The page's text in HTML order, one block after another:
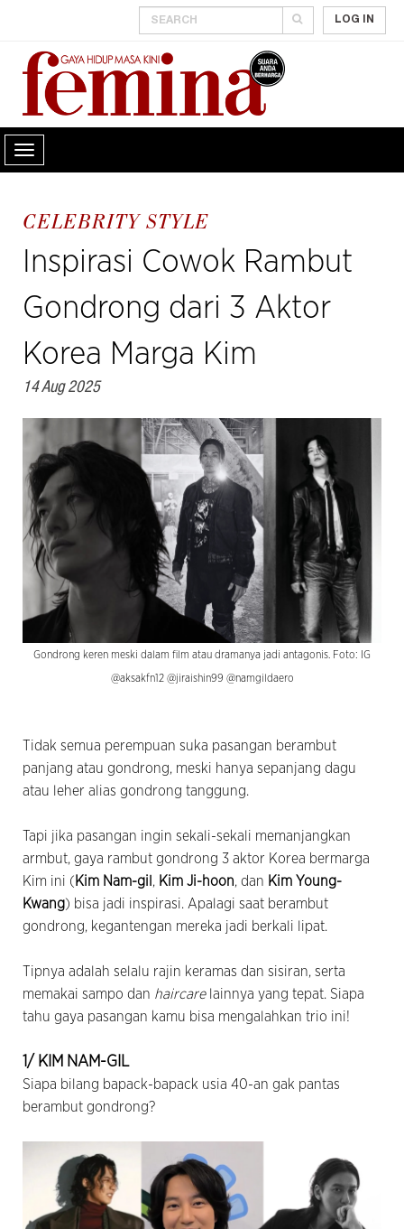
LOG IN
CELEBRITY STYLE
Inspirasi Cowok Rambut
Gondrong dari 3 Aktor
Korea Marga Kim
14 Aug 2025
Gondrong keren meski dalam film atau dramanya jadi antagonis. Foto: IG
@aksakfn12 @jiraishin99 @namgildaero
Tidak semua perempuan suka pasangan berambut
panjang atau gondrong, meski hanya sepanjang dagu
atau leher alias gondrong tanggung.
Tapi jika pasangan ingin sekali-sekali memanjangkan
armbut, gaya rambut gondrong 3 aktor Korea bermarga
Kim ini (Kim Nam-gil , Kim Ji-hoon, dan Kim Young-
Kwang) bisa jadi inspirasi. Apalagi saat berambut
gondrong, kegantengan mereka jadi berkali lipat.
Tipnya adalah selalu rajin keramas dan sisiran, serta
memakai sampo dan haircarelainnya yang tepat. Siapa
tahu gaya pasangan kamu bisa mengalahkan trio ini!
1/ KIM NAM-GIL
Siapa bilang bapack-bapack usia 40-an gak pantas
berambut gondrong?